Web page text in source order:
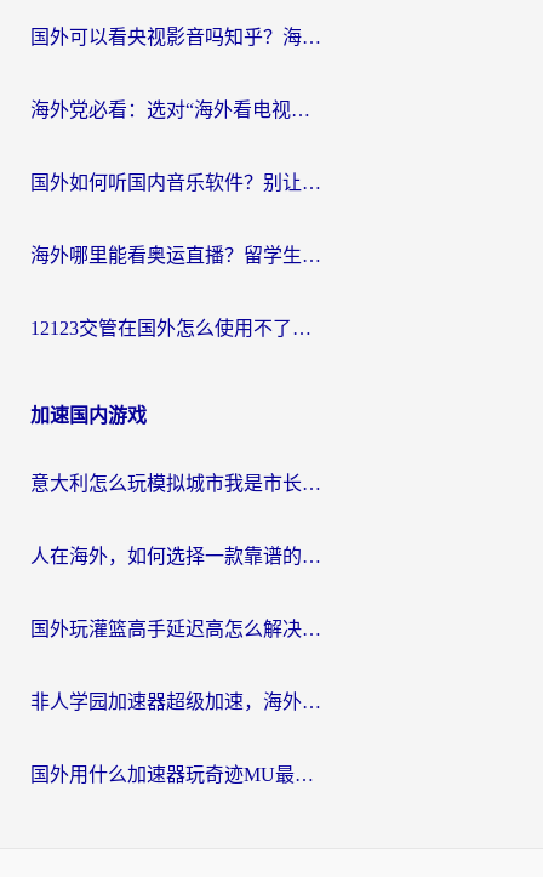
国外可以看央视影音吗知乎？海外党亲测有效的回国加速方案
海外党必看：选对“海外看电视剧软件”，再也不用愁国内剧刷不了
国外如何听国内音乐软件？别让地域限制，断了你的中文歌单
海外哪里能看奥运直播？留学生&海外华人必看的体育赛事观赛终极指南
12123交管在国外怎么使用不了？海外华人必看的无缝访问国内资源指南
加速国内游戏
意大利怎么玩模拟城市我是市长？海外党国服游戏加速终极攻略（附三国3量子特攻解决办法）
人在海外，如何选择一款靠谱的玩剑灵2加速器？
国外玩灌篮高手延迟高怎么解决？海外玩家国服游戏加速终极指南
非人学园加速器超级加速，海外玩家重返国服的通行证
国外用什么加速器玩奇迹MU最好？2026海外玩家国服游戏加速全攻略